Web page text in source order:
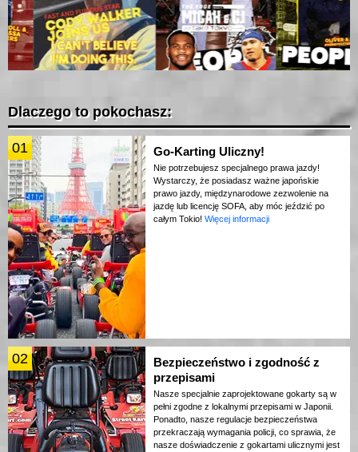
Dlaczego to pokochasz:
01 Go-Karting Uliczny!
Nie potrzebujesz specjalnego prawa jazdy!
Wystarczy, że posiadasz ważne japońskie
prawo jazdy, międzynarodowe zezwolenie na
jazdę lub licencję SOFA, aby móc jeździć po
całym Tokio! Więcej informacji
02
Bezpieczeństwo i zgodność z
przepisami
Nasze specjalnie zaprojektowane gokarty są w
pełni zgodne z lokalnymi przepisami w Japonii.
Ponadto, nasze regulacje bezpieczeństwa
przekraczają wymagania policji, co sprawia, że
nasze doświadczenie z gokartami ulicznymi jest